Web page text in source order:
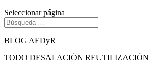
Seleccionar página
BLOG AEDyR
TODO DESALACIÓN REUTILIZACIÓN